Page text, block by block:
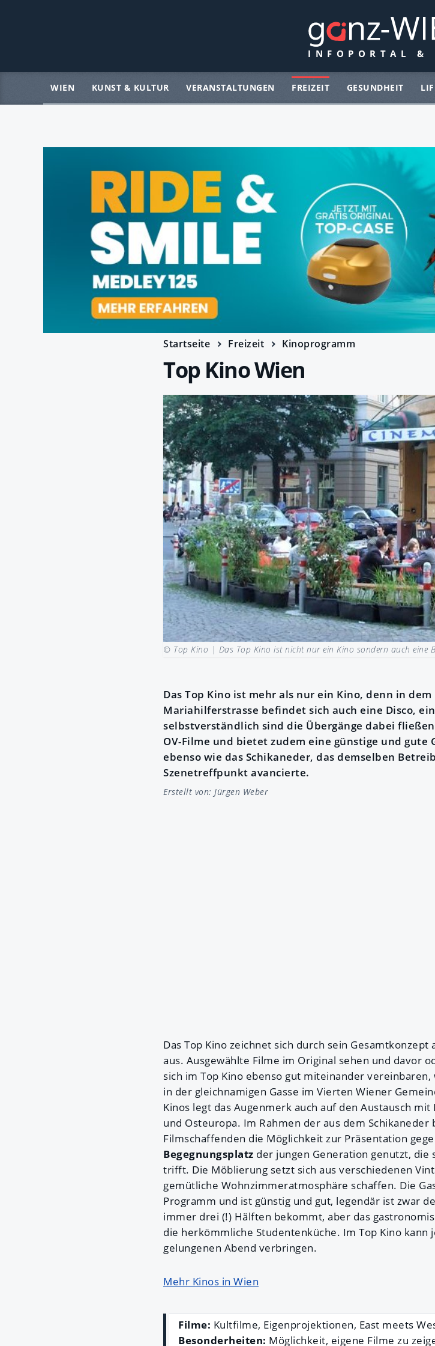
WIEN KUNST & KULTUR VERANSTALTUNGEN FREIZEIT GESUNDHEIT
Startseite Freizeit Kinoprogramm
Top Kino Wien
© Top Kino | Das Top Kino ist nicht nur ein Kino sondern auch eine
Das Top Kino ist mehr als nur ein Kino, denn in
Mariahilferstrasse befindet sich auch eine Disco,
selbstverständlich sind die Übergänge dabei
OV-Filme und bietet zudem eine günstige und gute
ebenso wie das Schikaneder, das demselben
Szenetreffpunkt avancierte.
Erstellt von: Jürgen Weber
Das Top Kino zeichnet sich durch sein Gesamtkonzept
aus. Ausgewählte Filme im Original sehen und davor
sich im Top Kino ebenso gut miteinander
in der gleichnamigen Gasse im Vierten Wiener
Kinos legt das Augenmerk auch auf den Austausch
und Osteuropa. Im Rahmen der aus dem
Filmschaffenden die Möglichkeit zur Präsentation
Begegnungsplatz der jungen Generation genutzt, die
trifft. Die Möblierung setzt sich aus verschiedenen
gemütliche Wohnzimmeratmosphäre schaffen. Die
Programm und ist günstig und gut, legendär ist zwar
immer drei (!) Hälften bekommt, aber das
die herkömmliche Studentenküche. Im Top Kino
gelungenen Abend verbringen.
Mehr Kinos in Wien
Filme: Kultfilme, Eigenprojektionen, East meets
Besonderheiten: Möglichkeit, eigene Filme zu